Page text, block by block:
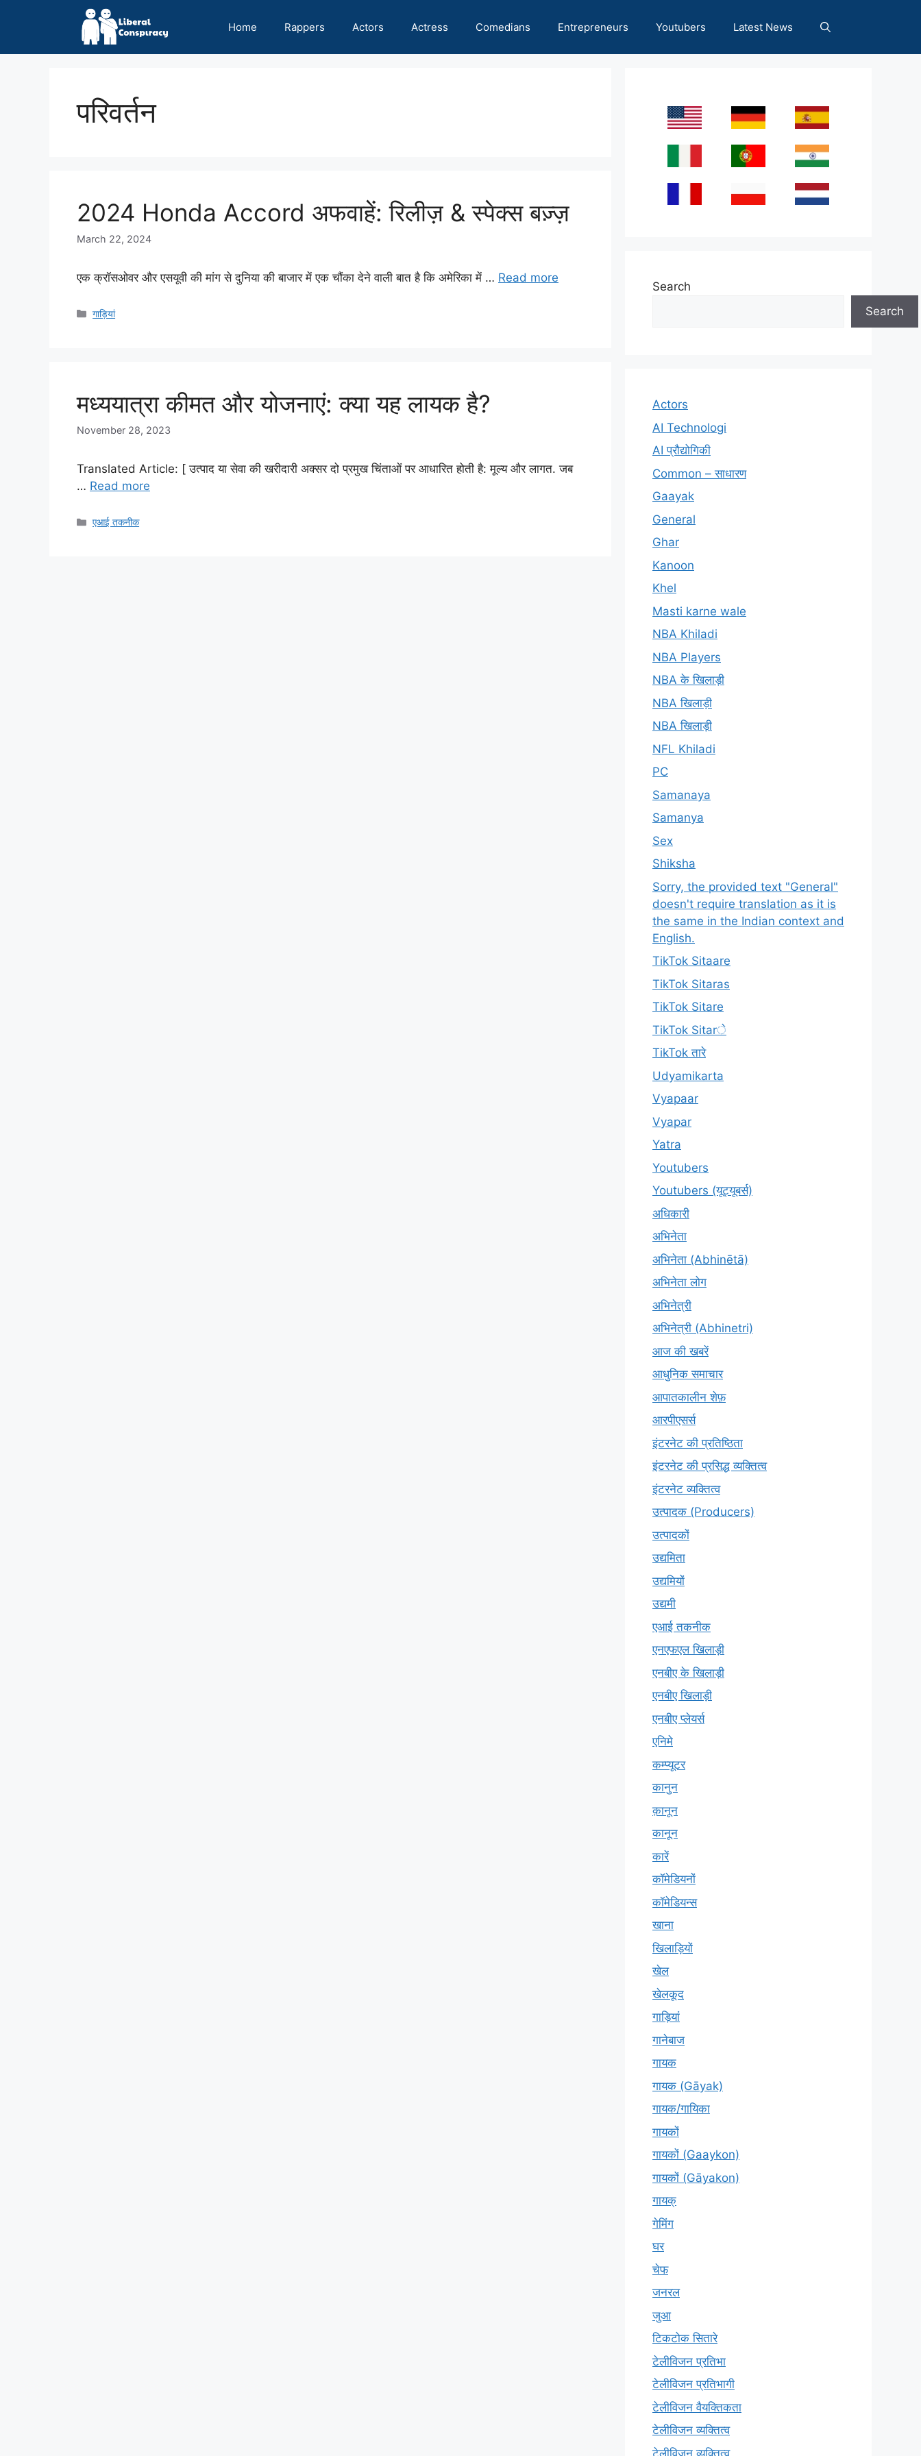
Home Rappers Actors Actress Comedians Entrepreneurs Youtubers Latest News
परिवर्तन
2024 Honda Accord अफवाहें: रिलीज़ & स्पेक्स बज़्ज़
March 22, 2024
एक क्रॉसओवर और एसयूवी की मांग से दुनिया की बाजार में एक चौंका देने वाली बात है कि अमेरिका में … Read more
Categories
गाड़ियां
मध्ययात्रा कीमत और योजनाएं: क्या यह लायक है?
November 28, 2023
Translated Article: [ उत्पाद या सेवा की खरीदारी अक्सर दो प्रमुख चिंताओं पर आधारित होती है: मूल्य और लागत. जब
… Read more
Categories
एआई तकनीक
Search
Search
Actors
AI Technologi
AI प्रौद्योगिकी
Common – साधारण
Gaayak
General
Ghar
Kanoon
Khel
Masti karne wale
NBA Khiladi
NBA Players
NBA के खिलाड़ी
NBA खिलाड़ी
NBA खिलाड़ी
NFL Khiladi
PC
Samanaya
Samanya
Sex
Shiksha
Sorry, the provided text "General"
doesn't require translation as it is
the same in the Indian context and
English.
TikTok Sitaare
TikTok Sitaras
TikTok Sitare
TikTok Sitarे
TikTok तारे
Udyamikarta
Vyapaar
Vyapar
Yatra
Youtubers
Youtubers (यूट्यूबर्स)
अधिकारी
अभिनेता
अभिनेता (Abhinētā)
अभिनेता लोग
अभिनेत्री
अभिनेत्री (Abhinetri)
आज की खबरें
आधुनिक समाचार
आपातकालीन शेफ़
आरपीएसर्स
इंटरनेट की प्रतिष्ठिता
इंटरनेट की प्रसिद्ध व्यक्तित्व
इंटरनेट व्यक्तित्व
उत्पादक (Producers)
उत्पादकों
उद्यमिता
उद्यमियों
उद्यमी
एआई तकनीक
एनएफएल खिलाड़ी
एनबीए के खिलाड़ी
एनबीए खिलाड़ी
एनबीए प्लेयर्स
एनिमे
कम्प्यूटर
कानुन
क़ानून
कानून
कारें
कॉमेडियनों
कॉमेडियन्स
खाना
खिलाड़ियों
खेल
खेलकूद
गाड़ियां
गानेबाज
गायक
गायक (Gāyak)
गायक/गायिका
गायकों
गायकों (Gaaykon)
गायकों (Gāyakon)
गायक्
गेमिंग
घर
चेफ
जनरल
जुआ
टिकटोक सितारे
टेलीविजन प्रतिभा
टेलीविजन प्रतिभागी
टेलीविजन वैयक्तिकता
टेलीविजन व्यक्तित्व
टेलीविज़न व्यक्तित्व